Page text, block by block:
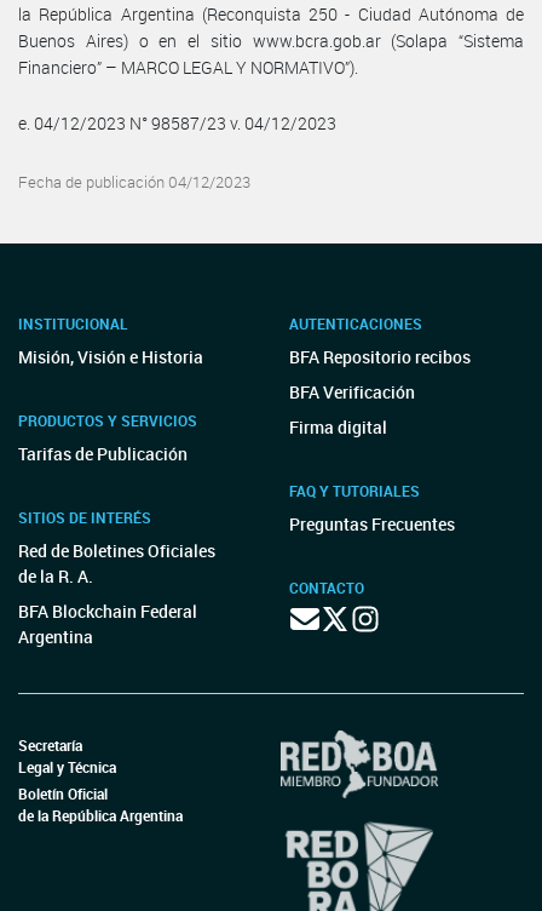
la República Argentina (Reconquista 250 - Ciudad Autónoma de
Buenos Aires) o en el sitio www.bcra.gob.ar (Solapa “Sistema
Financiero” – MARCO LEGAL Y NORMATIVO”).
e. 04/12/2023 N° 98587/23 v. 04/12/2023
Fecha de publicación 04/12/2023
INSTITUCIONAL
Misión, Visión e Historia
PRODUCTOS Y SERVICIOS
Tarifas de Publicación
SITIOS DE INTERÉS
Red de Boletines Oficiales
de la R. A.
BFA Blockchain Federal
Argentina
AUTENTICACIONES
BFA Repositorio recibos
BFA Verificación
Firma digital
FAQ Y TUTORIALES
Preguntas Frecuentes
CONTACTO
Secretaría
Legal y Técnica
Boletín Oficial
de la República Argentina